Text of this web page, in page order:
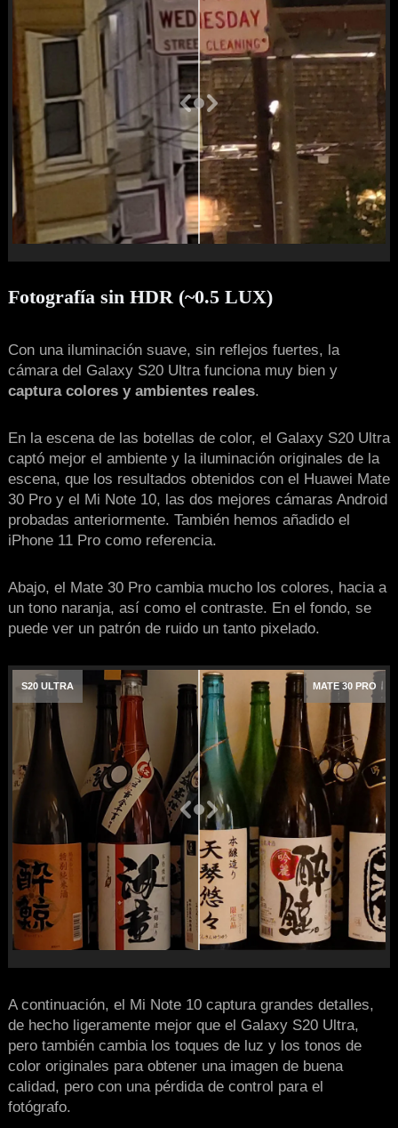
Fotografía sin HDR (~0.5 LUX)
Con una iluminación suave, sin reflejos fuertes, la
cámara del Galaxy S20 Ultra funciona muy bien y
captura colores y ambientes reales.
En la escena de las botellas de color, el Galaxy S20 Ultra
captó mejor el ambiente y la iluminación originales de la
escena, que los resultados obtenidos con el Huawei Mate
30 Pro y el Mi Note 10, las dos mejores cámaras Android
probadas anteriormente. También hemos añadido el
iPhone 11 Pro como referencia.
Abajo, el Mate 30 Pro cambia mucho los colores, hacia a
un tono naranja, así como el contraste. En el fondo, se
puede ver un patrón de ruido un tanto pixelado.
S20 ULTRA MATE 30 PRO
A continuación, el Mi Note 10 captura grandes detalles,
de hecho ligeramente mejor que el Galaxy S20 Ultra,
pero también cambia los toques de luz y los tonos de
color originales para obtener una imagen de buena
calidad, pero con una pérdida de control para el
fotógrafo.